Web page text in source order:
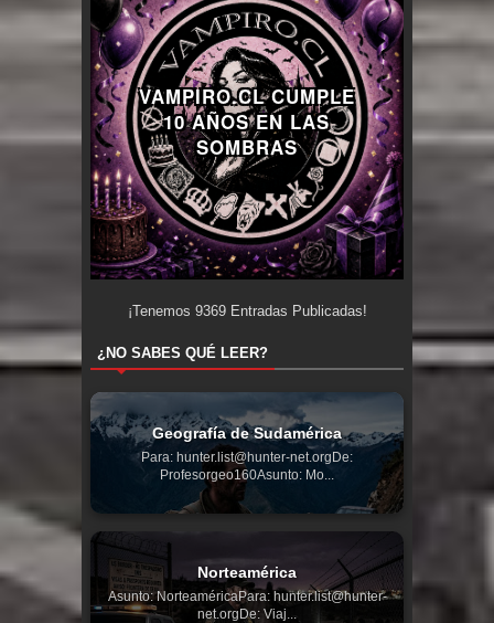
VAMPIRO.CL CUMPLE
10 AÑOS EN LAS
SOMBRAS
¡Tenemos 9369Entradas Publicadas!
¿NO SABES QUÉ LEER?
Geografía de Sudamérica
Para: hunter.list@hunter-net.orgDe:
Profesorgeo160Asunto: Mo...
Norteamérica
Asunto: NorteaméricaPara: hunter.list@hunter-
net.orgDe: Viaj...